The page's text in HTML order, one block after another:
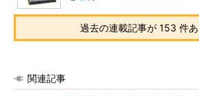
過去の連載記事が 153 件
関連記事